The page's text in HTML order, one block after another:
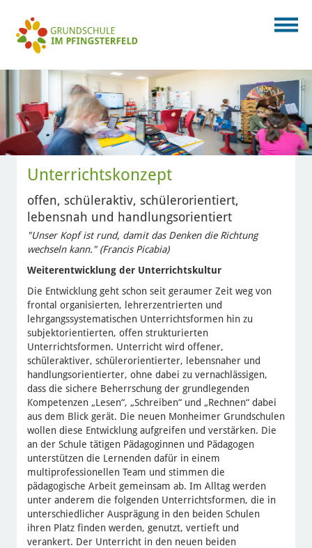
Unterrichtskonzept
offen, schüleraktiv, schülerorientiert,
lebensnah und handlungsorientiert
"Unser Kopf ist rund, damit das Denken die Richtung
wechseln kann." (Francis Picabia)
Weiterentwicklung der Unterrichtskultur
Die Entwicklung geht schon seit geraumer Zeit weg von
frontal organisierten, lehrerzentrierten und
lehrgangssystematischen Unterrichtsformen hin zu
subjektorientierten, offen strukturierten
Unterrichtsformen. Unterricht wird offener,
schüleraktiver, schülerorientierter, lebensnaher und
handlungsorientierter, ohne dabei zu vernachlässigen,
dass die sichere Beherrschung der grundlegenden
Kompetenzen „Lesen“, „Schreiben“ und „Rechnen“ dabei
aus dem Blick gerät. Die neuen Monheimer Grundschulen
wollen diese Entwicklung aufgreifen und verstärken. Die
an der Schule tätigen Pädagoginnen und Pädagogen
unterstützen die Lernenden dafür in einem
multiprofessionellen Team und stimmen die
pädagogische Arbeit gemeinsam ab. Im Alltag werden
unter anderem die folgenden Unterrichtsformen, die in
unterschiedlicher Ausprägung in den beiden Schulen
ihren Platz finden werden, genutzt, vertieft und
verankert. Der Unterricht in den neuen beiden